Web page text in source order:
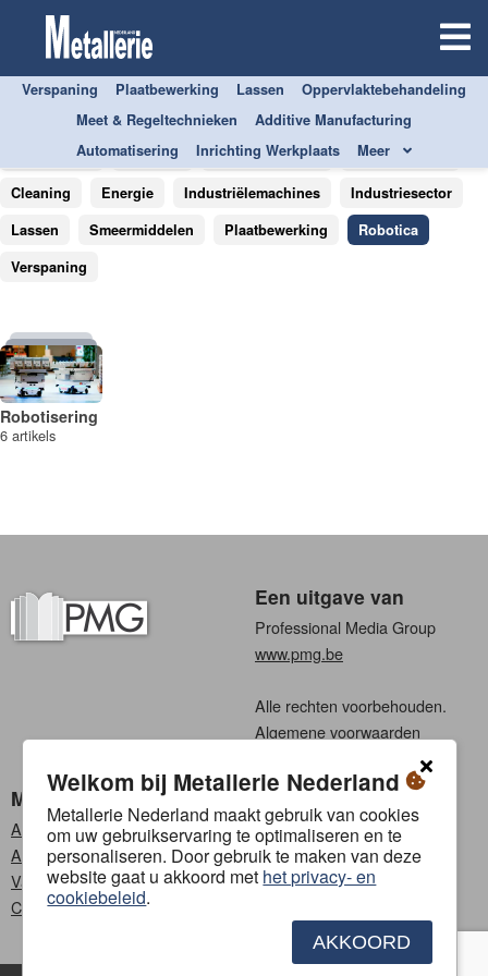
Verspaning Plaatbewerking Lassen
Oppervlaktebehandeling
Meet & Regeltechnieken
Additive Manufacturing
Automatisering
Inrichting Werkplaats Meer
Alles over
Alle thema's Software Atelierinrichting
Industriebouw
Cleaning
Energie Industriëlemachines
Industriesector
Lassen
Smeermiddelen Plaatbewerking
Robotica
Verspaning
Robotisering
6 artikels
Een uitgave van
Professional Media Group
www.pmg.be
Alle rechten voorbehouden.
Algemene voorwaarden
Metallerie Nederland
Abonneren
Adverteren
Vacatures
Contact
Kies een taal
Nederlands
Frans
Welkom bij Metallerie Nederland
Metallerie Nederland maakt gebruik van cookies
om uw gebruikservaring te optimaliseren en te
personaliseren. Door gebruik te maken van deze
website gaat u akkoord met het privacy- en
cookiebeleid.
AKKOORD